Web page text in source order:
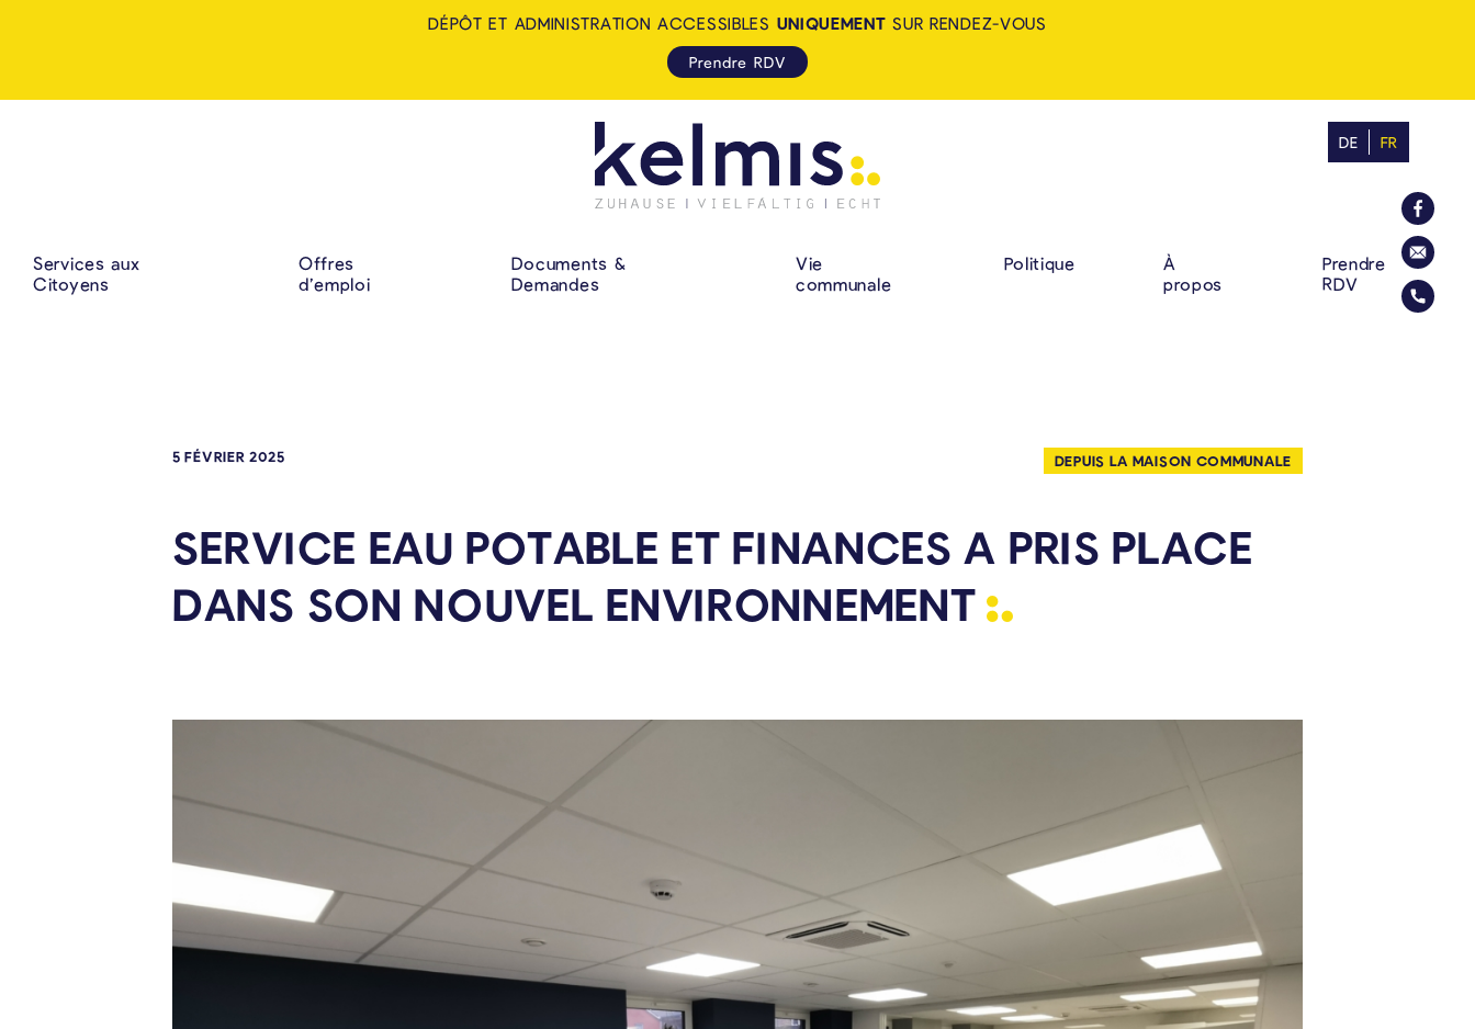
KELMIS - LA CALAMINE: ZUHAUSE.
NAVIGATION PRINCIPALE
Services aux
Citoyens
Offres
d’emploi
Documents &
Demandes
Vie
communale
Politique
À
propos
Prendre
RDV
DE FR
DÉPÔT ET ADMINISTRATION ACCESSIBLES UNIQUEMENT SUR RENDEZ-VOUS
Prendre RDV
5 FÉVRIER 2025 DEPUIS LA MAISON COMMUNALE
SERVICE EAU POTABLE ET FINANCES A PRIS PLACE
DANS SON NOUVEL ENVIRONNEMENT
La
Envoyer